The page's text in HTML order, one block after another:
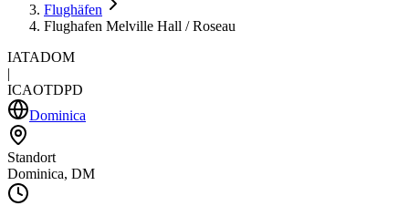
Flughäfen
Flughafen Melville Hall / Roseau
IATADOM
|
ICAOTDPD
Dominica
Standort
Dominica, DM